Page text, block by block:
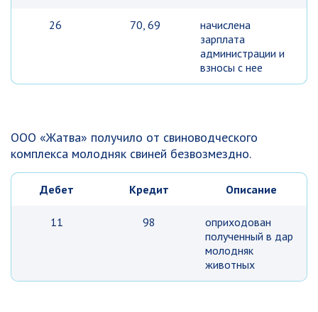
26 70, 69
начислена
зарплата
администрации и
взносы с нее
ООО «Жатва» получило от свиноводческого
комплекса молодняк свиней безвозмездно.
Дебет Кредит Описание
11 98
оприходован
полученный в дар
молодняк
животных